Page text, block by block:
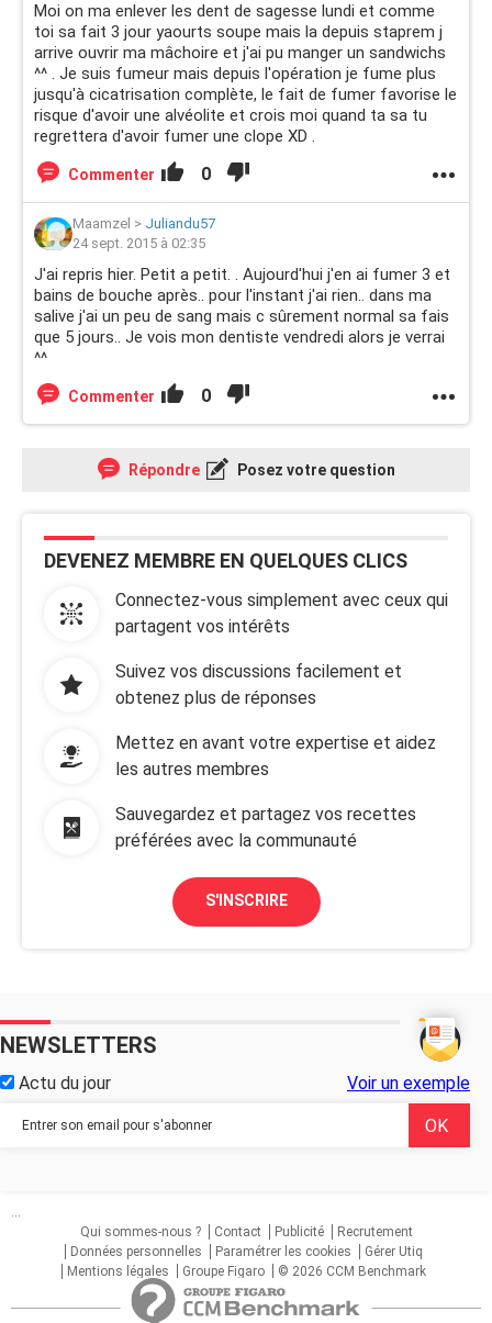
Moi on ma enlever les dent de sagesse lundi et comme
toi sa fait 3 jour yaourts soupe mais la depuis staprem j
arrive ouvrir ma mâchoire et j'ai pu manger un sandwichs
^^ . Je suis fumeur mais depuis l'opération je fume plus
jusqu'à cicatrisation complète, le fait de fumer favorise le
risque d'avoir une alvéolite et crois moi quand ta sa tu
regrettera d'avoir fumer une clope XD .
Commenter 0
Maamzel > Juliandu57
24 sept. 2015 à 02:35
J'ai repris hier. Petit a petit. . Aujourd'hui j'en ai fumer 3 et
bains de bouche après.. pour l'instant j'ai rien.. dans ma
salive j'ai un peu de sang mais c sûrement normal sa fais
que 5 jours.. Je vois mon dentiste vendredi alors je verrai
^^
Commenter 0
Répondre Posez votre question
DEVENEZ MEMBRE EN QUELQUES CLICS
Connectez-vous simplement avec ceux qui
partagent vos intérêts
Suivez vos discussions facilement et
obtenez plus de réponses
Mettez en avant votre expertise et aidez
les autres membres
Sauvegardez et partagez vos recettes
préférées avec la communauté
S'INSCRIRE
NEWSLETTERS
Actu du jour Voir un exemple
...
Qui sommes-nous ?
Contact Publicité
Recrutement
Données personnelles
Paramétrer les cookies
Gérer Utiq
Mentions légales
Groupe Figaro © 2026 CCM Benchmark